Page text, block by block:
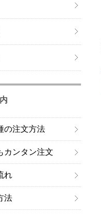
の注文方法
カンタン注文
れ
法